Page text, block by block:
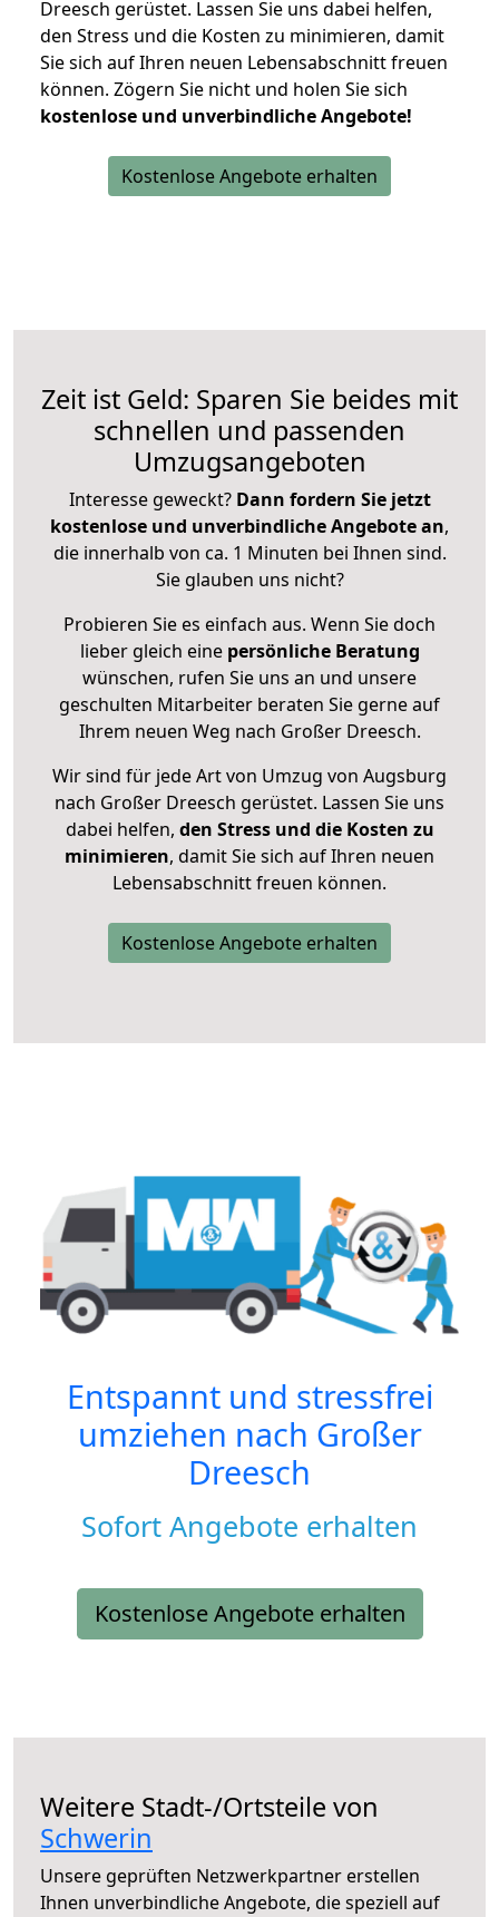
Dreesch gerüstet. Lassen Sie uns dabei helfen,
den Stress und die Kosten zu minimieren, damit
Sie sich auf Ihren neuen Lebensabschnitt freuen
können. Zögern Sie nicht und holen Sie sich
kostenlose und unverbindliche Angebote!
Kostenlose Angebote erhalten
Zeit ist Geld: Sparen Sie beides mit
schnellen und passenden
Umzugsangeboten
Interesse geweckt? Dann fordern Sie jetzt
kostenlose und unverbindliche Angebote an,
die innerhalb von ca. 1 Minuten bei Ihnen sind.
Sie glauben uns nicht?
Probieren Sie es einfach aus. Wenn Sie doch
lieber gleich eine persönliche Beratung
wünschen, rufen Sie uns an und unsere
geschulten Mitarbeiter beraten Sie gerne auf
Ihrem neuen Weg nach Großer Dreesch.
Wir sind für jede Art von Umzug von Augsburg
nach Großer Dreesch gerüstet. Lassen Sie uns
dabei helfen, den Stress und die Kosten zu
minimieren, damit Sie sich auf Ihren neuen
Lebensabschnitt freuen können.
Kostenlose Angebote erhalten
Entspannt und stressfrei
umziehen nach Großer
Dreesch
Sofort Angebote erhalten
Kostenlose Angebote erhalten
Weitere Stadt-/Ortsteile von
Schwerin
Unsere geprüften Netzwerkpartner erstellen
Ihnen unverbindliche Angebote, die speziell auf